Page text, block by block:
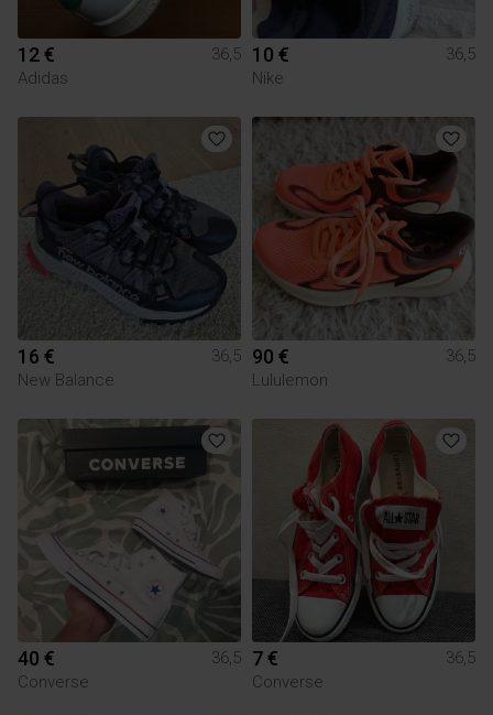
12 €
36,5
Adidas
10 €
36,5
Nike
16 €
36,5
New Balance
90 €
36,5
Lululemon
40 €
36,5
Converse
7 €
36,5
Converse